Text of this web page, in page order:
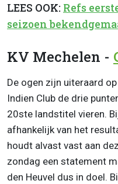
LEES OOK: Refs
seizoen
KV Mechelen -
De ogen zijn uiteraard
Indien Club de drie
20ste landstitel vieren.
afhankelijk van het
houdt alvast vast aan
zondag een statement
den Heuvel dus in doel.